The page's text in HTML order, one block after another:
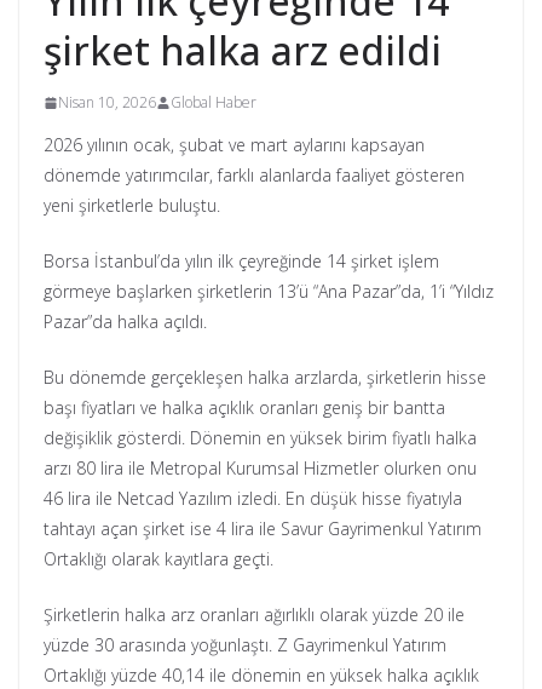
şirket halka arz edildi
Nisan 10, 2026 Global Haber
2026 yılının ocak, şubat ve mart aylarını kapsayan
dönemde yatırımcılar, farklı alanlarda faaliyet gösteren
yeni şirketlerle buluştu.
Borsa İstanbul’da yılın ilk çeyreğinde 14 şirket işlem
görmeye başlarken şirketlerin 13’ü “Ana Pazar”da, 1’i “Yıldız
Pazar”da halka açıldı.
Bu dönemde gerçekleşen halka arzlarda, şirketlerin hisse
başı fiyatları ve halka açıklık oranları geniş bir bantta
değişiklik gösterdi. Dönemin en yüksek birim fiyatlı halka
arzı 80 lira ile Metropal Kurumsal Hizmetler olurken onu
46 lira ile Netcad Yazılım izledi. En düşük hisse fiyatıyla
tahtayı açan şirket ise 4 lira ile Savur Gayrimenkul Yatırım
Ortaklığı olarak kayıtlara geçti.
Şirketlerin halka arz oranları ağırlıklı olarak yüzde 20 ile
yüzde 30 arasında yoğunlaştı. Z Gayrimenkul Yatırım
Ortaklığı yüzde 40,14 ile dönemin en yüksek halka açıklık